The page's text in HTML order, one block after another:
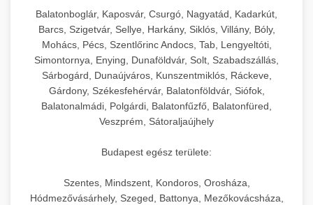
chef-iparikonyhagepek.hu
kereskedelmi sütősütő
Professzionális hűtőegységek és hűtőkamrák
kereskedelmi konyhák számára.
Energiahatékony hűtési megoldások nagy
kapacitással.
chef-iparikonyhagepek.hu
kereskedelmi hűtőegység
💧 26. Ipari Mosogatógép +
Kereskedelmi mosogatóberendezések nagy
forgalmú éttermi műveletekhez. Gyors tisztítási
ciklusok fertőtlenítési képességekkel.
kereskedelmi mosogatógép
🧀 27. Ipari Sajtreszelő Gép +
Ipari sajtreszelők és aprítógépek kereskedelmi
méretek különböző alkalmazásokhoz.
chef-iparikonyhagepek.hu
🍳 28. Nagykonyhai
Teljes körű nagykonyhai berendezések és
Balatonboglár, Kaposvár, Csurgó, Nagyatád, Kadarkút,
Barcs, Szigetvár, Sellye, Harkány, Siklós, Villány, Bóly,
Mohács, Pécs, Szentlőrinc Andocs, Tab, Lengyeltóti,
Simontornya, Enying, Dunaföldvár, Solt, Szabadszállás,
Sárbogárd, Dunaújváros, Kunszentmiklós, Ráckeve,
Gárdony, Székesfehérvár, Balatonföldvár, Siófok,
Balatonalmádi, Polgárdi, Balatonfűzfő, Balatonfüred,
Veszprém, Sátoraljaújhely
Budapest egész területe:
Szentes, Mindszent, Kondoros, Orosháza,
Hódmezővásárhely, Szeged, Battonya, Mezőkovácsháza,